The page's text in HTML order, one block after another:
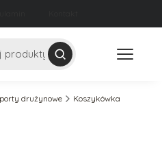
drużynowe Koszykówka